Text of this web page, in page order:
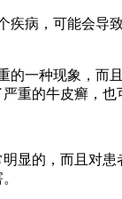
疾病，可能会导
的一种现象，而
重的牛皮癣，也
显的，而且对